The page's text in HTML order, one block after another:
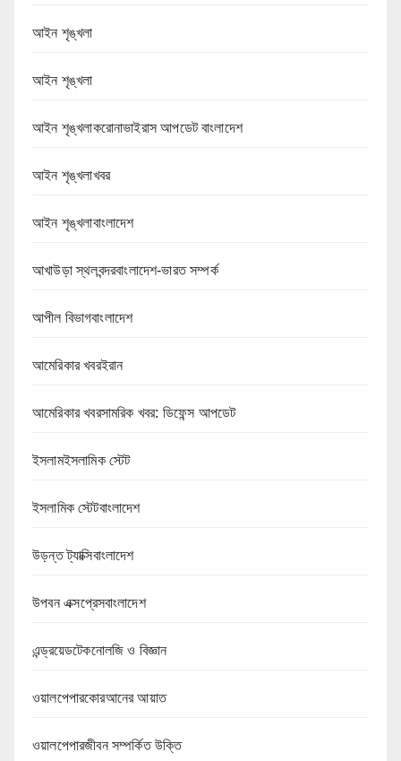
আইন শৃঙ্খলা
আইন শৃঙ্খলা
আইন শৃঙ্খলাকরোনাভাইরাস আপডেট বাংলাদেশ
আইন শৃঙ্খলাখবর
আইন শৃঙ্খলাবাংলাদেশ
আখাউড়া স্থলবন্দরবাংলাদেশ-ভারত সম্পর্ক
আপীল বিভাগবাংলাদেশ
আমেরিকার খবরইরান
আমেরিকার খবরসামরিক খবর: ডিফেন্স আপডেট
ইসলামইসলামিক স্টেট
ইসলামিক স্টেটবাংলাদেশ
উড়ন্ত ট্যাক্সিবাংলাদেশ
উপবন এক্সপ্রেসবাংলাদেশ
এন্ড্রয়েডটেকনোলজি ও বিজ্ঞান
ওয়ালপেপারকোরআনের আয়াত
ওয়ালপেপারজীবন সম্পর্কিত উক্তি